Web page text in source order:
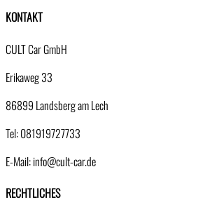
KONTAKT
CULT Car GmbH
Erikaweg 33
86899 Landsberg am Lech
Tel: 081919727733
E-Mail: info@cult-car.de
RECHTLICHES